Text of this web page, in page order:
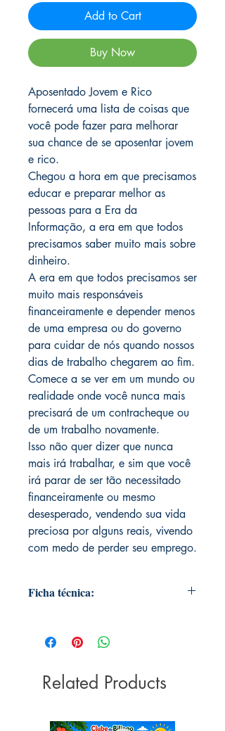
Add to Cart
Buy Now
Aposentado Jovem e Rico
fornecerá uma lista de coisas que
você pode fazer para melhorar
sua chance de se aposentar jovem
e rico.
Chegou a hora em que precisamos
educar e preparar melhor as
pessoas para a Era da
Informação, a era em que todos
precisamos saber muito mais sobre
dinheiro.
A era em que todos precisamos ser
muito mais responsáveis
financeiramente e depender menos
de uma empresa ou do governo
para cuidar de nós quando nossos
dias de trabalho chegarem ao fim.
Comece a se ver em um mundo ou
realidade onde você nunca mais
precisará de um contracheque ou
de um trabalho novamente.
Isso não quer dizer que nunca
mais irá trabalhar, e sim que você
irá parar de ser tão necessitado
financeiramente ou mesmo
desesperado, vendendo sua vida
preciosa por alguns reais, vivendo
com medo de perder seu emprego.
Ficha técnica:
Revista e atualizada (28 agosto
2017)
Capa comum ‏ : ‎ 368 páginas
ISBN-10 ‏ : ‎ 8550800945
Dimensões ‏ : ‎ 16 x 2 x 23 cm
Related Products